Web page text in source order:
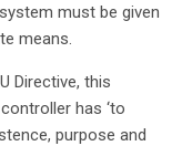
must be given
means.
Directive, this
has ‘to
purpose and